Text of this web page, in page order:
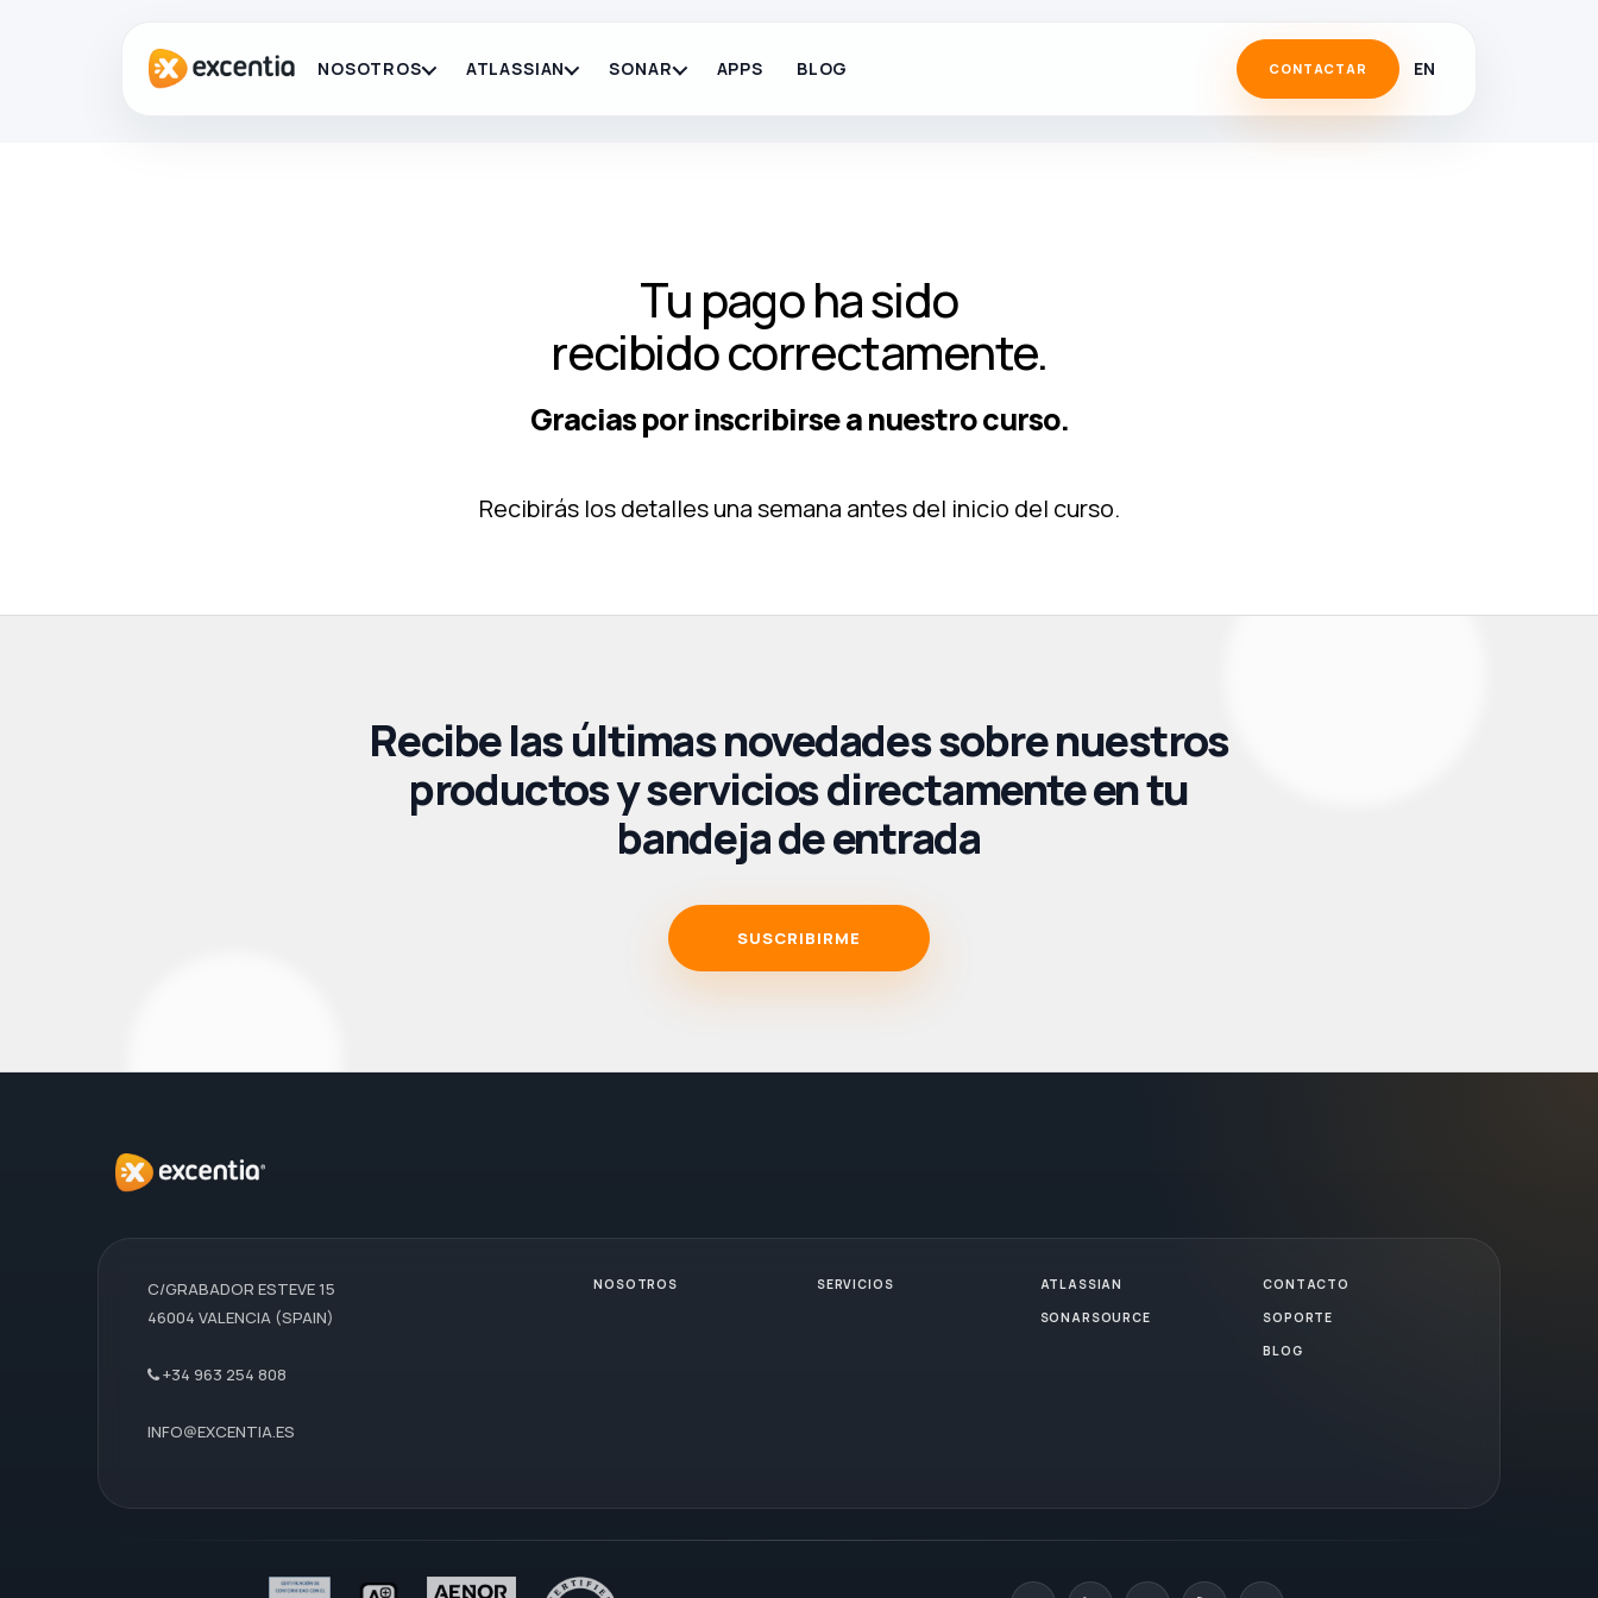
NOSOTROS ATLASSIAN SONAR APPS BLOG CONTACTAR EN
Tu pago ha sido
recibido correctamente.
Gracias por inscribirse a nuestro curso.
Recibirás los detalles una semana antes del inicio del curso.
Recibe las últimas novedades sobre nuestros
productos y servicios directamente en tu
bandeja de entrada
SUSCRIBIRME
C/GRABADOR ESTEVE 15
46004 VALENCIA (SPAIN)
+34 963 254 808
INFO@EXCENTIA.ES
NOSOTROS SERVICIOS
ATLASSIAN
SONARSOURCE
CONTACTO
SOPORTE
BLOG